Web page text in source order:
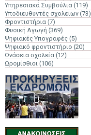
Υπηρεσιακά Συμβούλια (119)
Υποδιευθυντές σχολείων (73)
Φροντιστήρια (7)
Φυσική Αγωγή (369)
Ψηφιακές Υπογραφές (5)
Ψηφιακό φροντιστήριο (20)
Ωνάσεια σχολεία (12)
Ωρομίσθιοι (106)